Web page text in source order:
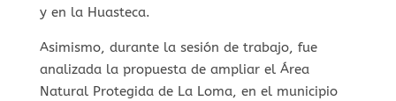
y en la Huasteca.
Asimismo, durante la sesión de trabajo, fue
analizada la propuesta de ampliar el Área
Natural Protegida de La Loma, en el municipio